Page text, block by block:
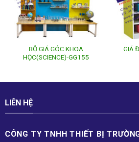
BỘ GIÁ GÓC KHOA
HỌC(SCIENCE)-GG155
GIÁ
LIÊN HỆ
CÔNG TY TNHH THIẾT BỊ